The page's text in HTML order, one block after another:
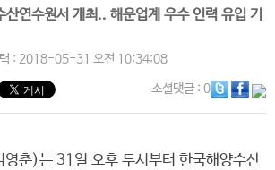
연수원서 개최.. 해운업계 우수 인력 유입 기
: 2018-05-31 오전 10:34:08
소셜댓글: 0
춘)는 31일 오후 두시부터 한국해양수산